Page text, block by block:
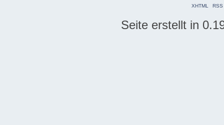
XHTML RSS
Seite erstellt in